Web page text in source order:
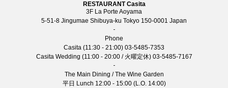
RESTAURANT Casita
3F La Porte Aoyama
5-51-8 Jingumae Shibuya-ku Tokyo 150-0001 Japan
Phone
Casita (11:30 - 21:00) 03-5485-7353
Casita Wedding (11:00 - 20:00 / 火曜定休) 03-5485-7167
The Main Dining / The Wine Garden
平日 Lunch 12:00 - 15:00 (L.O. 14:00)